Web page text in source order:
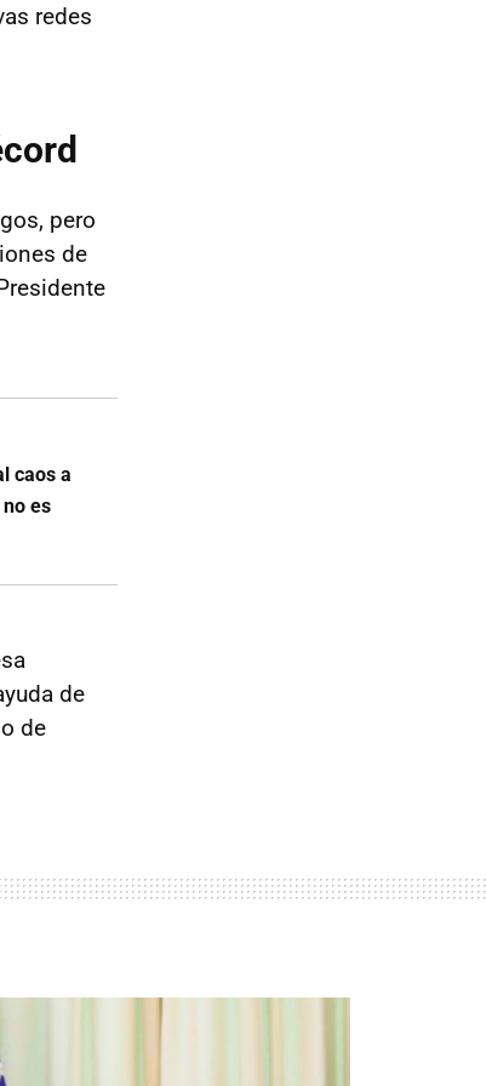
redes
pero
de
caos a
es
de
de